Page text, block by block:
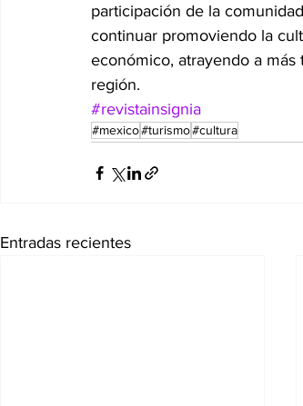
participación de la
continuar promoviendo la
económico, atrayendo a
región.
#revistainsignia
#mexico#turismo#cultura
Entradas recientes